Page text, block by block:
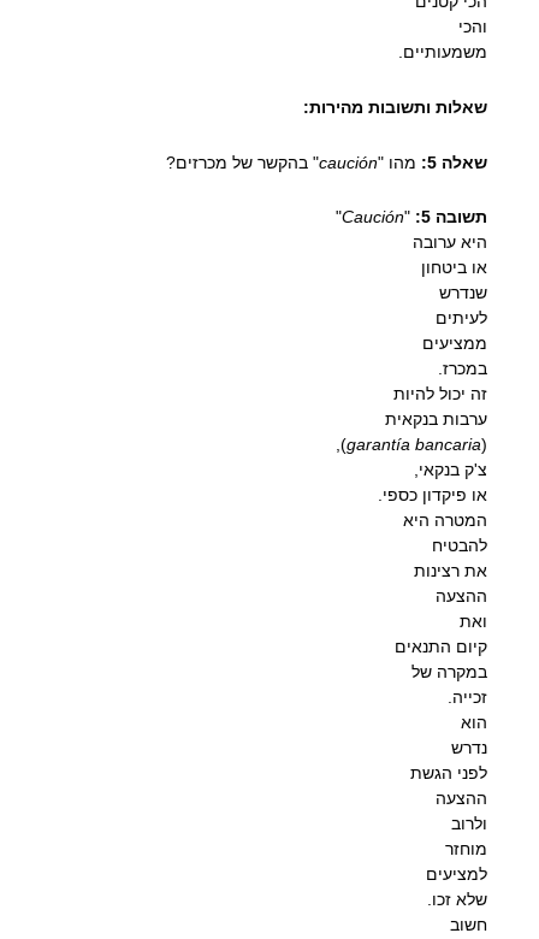
והכי
משמעותיים.
שאלות ותשובות מהירות:
שאלה 5: מהו "caución" בהקשר של מכרזים?
תשובה 5: "
Caución
"
היא ערובה
או ביטחון
שנדרש
לעיתים
ממציעים
במכרז.
זה יכול להיות
ערבות בנקאית
(
garantía bancaria
),
צ'ק בנקאי,
או פיקדון כספי.
המטרה היא
להבטיח
את רצינות
ההצעה
ואת
קיום התנאים
במקרה של
זכייה.
הוא
נדרש
לפני הגשת
ההצעה
ולרוב
מוחזר
למציעים
שלא זכו.
חשוב